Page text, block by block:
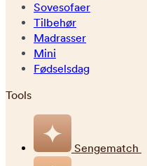
Sovesofaer
Tilbehør
Madrasser
Mini
Fødselsdag
Tools
Sengematch